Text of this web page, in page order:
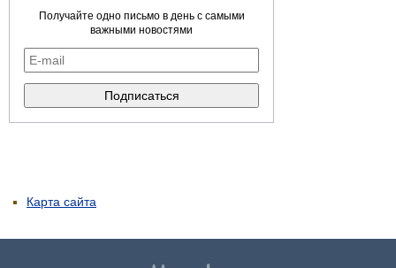
Получайте одно письмо в день с самыми
важными новостями
Карта сайта